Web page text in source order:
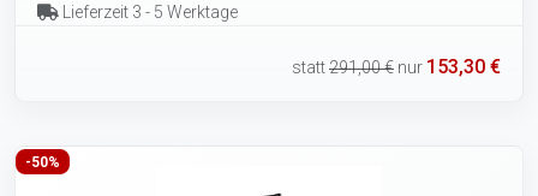
Lieferzeit 3 - 5 Werktage
statt291,00 € nur 153,30 €
-50%